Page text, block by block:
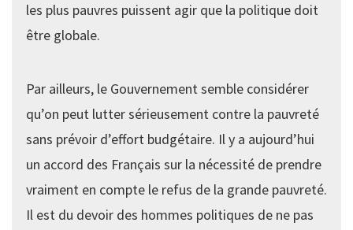
les plus pauvres puissent agir que la politique doit
être globale.
Par ailleurs, le Gouvernement semble considérer
qu’on peut lutter sérieusement contre la pauvreté
sans prévoir d’effort budgétaire. Il y a aujourd’hui
un accord des Français sur la nécessité de prendre
vraiment en compte le refus de la grande pauvreté.
Il est du devoir des hommes politiques de ne pas